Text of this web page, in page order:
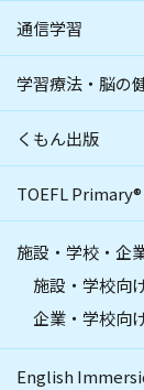
通信学習
学習療法・脳の
くもん出版
TOEFL Primary®
施設・学校・企
施設・学校向
企業・学校向
English